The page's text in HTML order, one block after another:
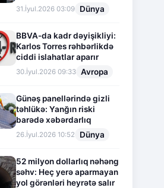
31.İyul.2026 03:09 Dünya
BBVA-da kadr dəyişikliyi:
Karlos Torres rəhbərlikdə
ciddi islahatlar aparır
30.İyul.2026 09:33 Avropa
Günəş panellərində gizli
təhlükə: Yanğın riski
barədə xəbərdarlıq
26.İyul.2026 10:52 Dünya
52 milyon dollarlıq nəhəng
səhv: Heç yerə aparmayan
yol görənləri heyrətə salır